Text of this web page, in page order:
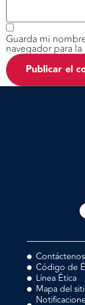
Guarda mi
navegador para
Contáctenos
Código de
Línea Ética
Mapa del